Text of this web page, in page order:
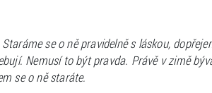
se o ně pravidelně s láskou,
Nemusí to být pravda. Právě v zimě
se o ně staráte.